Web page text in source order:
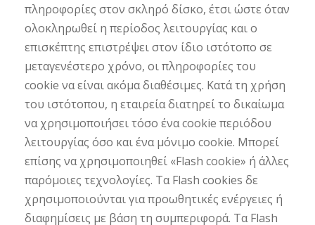
πληροφορίες στον σκληρό δίσκο, έτσι ώστε όταν
ολοκληρωθεί η περίοδος λειτουργίας και ο
επισκέπτης επιστρέψει στον ίδιο ιστότοπο σε
μεταγενέστερο χρόνο, οι πληροφορίες του
cookie να είναι ακόμα διαθέσιμες. Κατά τη χρήση
του ιστότοπου, η εταιρεία διατηρεί το δικαίωμα
να χρησιμοποιήσει τόσο ένα cookie περιόδου
λειτουργίας όσο και ένα μόνιμο cookie. Μπορεί
επίσης να χρησιμοποιηθεί «Flash cookie» ή άλλες
παρόμοιες τεχνολογίες. Τα Flash cookies δε
χρησιμοποιούνται για προωθητικές ενέργειες ή
διαφημίσεις με βάση τη συμπεριφορά. Τα Flash